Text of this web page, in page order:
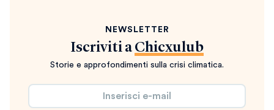
NEWSLETTER
Iscriviti a Chicxulub
Storie e approfondimenti sulla crisi climatica.